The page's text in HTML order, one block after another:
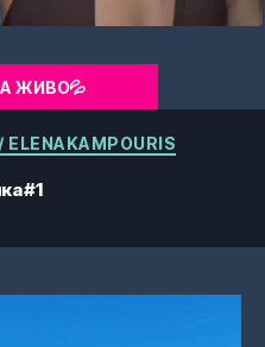
ЖИВО💦
Категории
ELENAKAMPOURIS
#1